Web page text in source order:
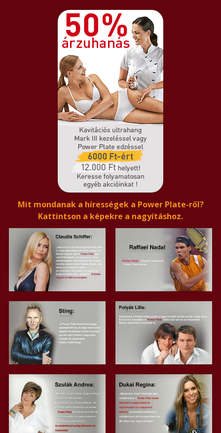
Mit mondanak a hírességek a Power Plate-ről?
Kattintson a képekre a nagyításhoz.